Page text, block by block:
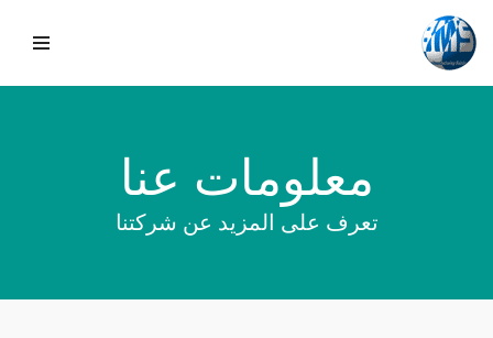
تخطي
إلى
معلومات عنا
تعرف على المزيد عن شركتنا